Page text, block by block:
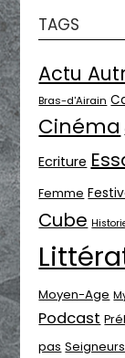
TAGS
Actu
Bras-d'Airain
Cinéma
Ecriture
Femme
Cube
Moyen-Age
Podcast
pas